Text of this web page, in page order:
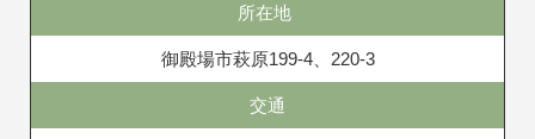
所在地
御殿場市萩原199-4、220-3
交通